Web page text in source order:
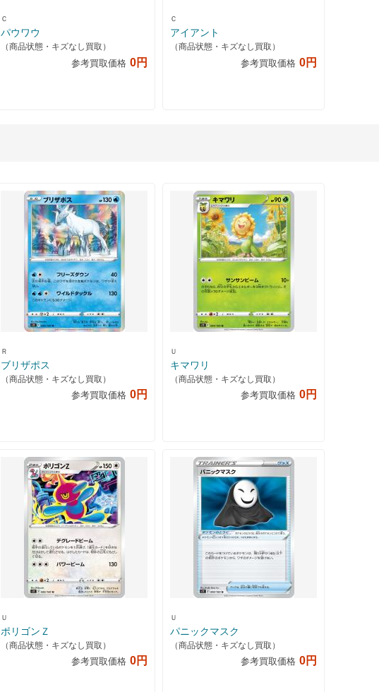
Ｃ
パウワウ
（商品状態・キズなし買取）
参考買取価格 0円
Ｃ
アイアント
（商品状態・キズなし買取）
参考買取価格 0円
Ｒ
ブリザポス
（商品状態・キズなし買取）
参考買取価格 0円
Ｕ
キマワリ
（商品状態・キズなし買取）
参考買取価格 0円
Ｕ
ポリゴンＺ
（商品状態・キズなし買取）
参考買取価格 0円
Ｕ
パニックマスク
（商品状態・キズなし買取）
参考買取価格 0円